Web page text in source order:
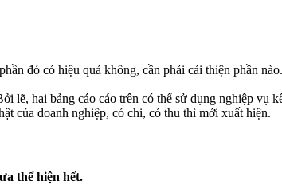
đó có hiệu quả không, cần phải cải thiện phần nào.
lẽ, hai bảng cáo cáo trên có thể sử dụng nghiệp vụ
của doanh nghiệp, có chi, có thu thì mới xuất hiện.
thể hiện hết.